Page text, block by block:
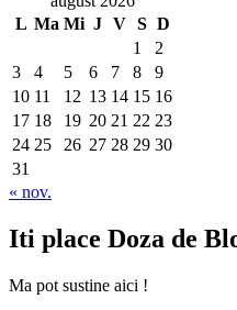
L Ma Mi J V S D
1
2
3
4 5 6 7 8
9
10 11 12 13 14 15 16
17 18 19 20 21 22 23
24 25 26 27 28 29 30
31
« nov.
Iti place Doza de
Ma pot sustine aici !